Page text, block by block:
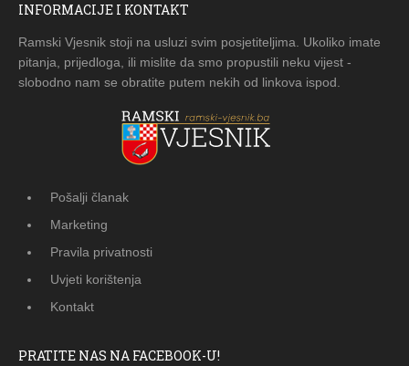
INFORMACIJE I KONTAKT
Ramski Vjesnik stoji na usluzi svim posjetiteljima. Ukoliko imate
pitanja, prijedloga, ili mislite da smo propustili neku vijest -
slobodno nam se obratite putem nekih od linkova ispod.
Pošalji članak
Marketing
Pravila privatnosti
Uvjeti korištenja
Kontakt
PRATITE NAS NA FACEBOOK-U!